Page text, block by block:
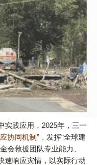
实践应用，2025年，三一
协同机制” ，发挥“全球建
会救援团队专业能力、
速响应灾情，以实际行动